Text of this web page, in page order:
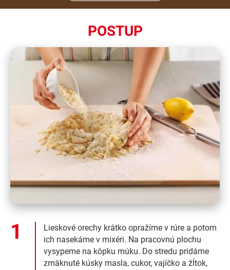
POSTUP
Lieskové orechy krátko opražíme v rúre a potom
ich nasekáme v mixéri. Na pracovnú plochu
vysypeme na kôpku múku. Do stredu pridáme
zmäknuté kúsky masla, cukor, vajíčko a žĺtok,